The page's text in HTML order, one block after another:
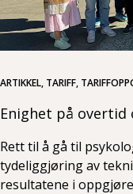
ARTIKKEL, TARIFF,
Enighet på overtid
Rett til å gå til
tydeliggjøring av
resultatene i